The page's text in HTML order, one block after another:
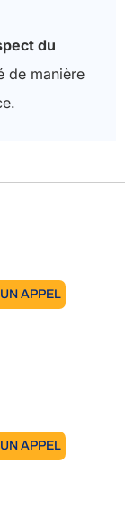
du
de manière
APPEL
APPEL